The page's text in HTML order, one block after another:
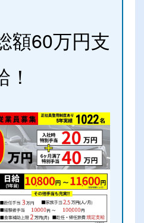
額60万円支
！